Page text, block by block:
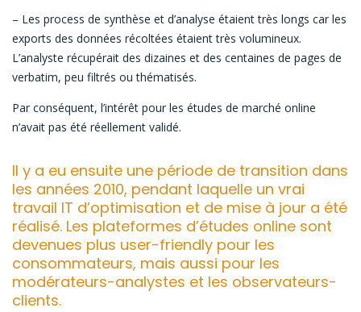
– Les process de synthèse et d’analyse étaient très longs car les
exports des données récoltées étaient très volumineux.
L’analyste récupérait des dizaines et des centaines de pages de
verbatim, peu filtrés ou thématisés.
Par conséquent, l’intérêt pour les études de marché online
n’avait pas été réellement validé.
Il y a eu ensuite une période de transition dans
les années 2010, pendant laquelle un vrai
travail IT d’optimisation et de mise à jour a été
réalisé. Les plateformes d’études online sont
devenues plus user-friendly pour les
consommateurs, mais aussi pour les
modérateurs-analystes et les observateurs-
clients.